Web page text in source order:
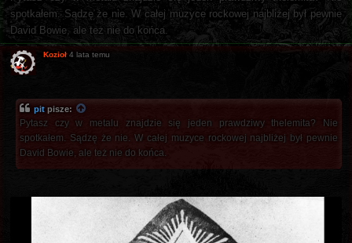
spotkałem. Sądzę że nie. W całej muzyce rockowej najbliżej był pewnie
David Bowie, ale też nie do końca.
Kozioł 4 lata temu
pit pisze:
Pytasz czy w metalu znajdzie się jeden prawdziwy thelemita? Nie
spotkałem. Sądzę że nie. W całej muzyce rockowej najbliżej był pewnie
David Bowie, ale też nie do końca.